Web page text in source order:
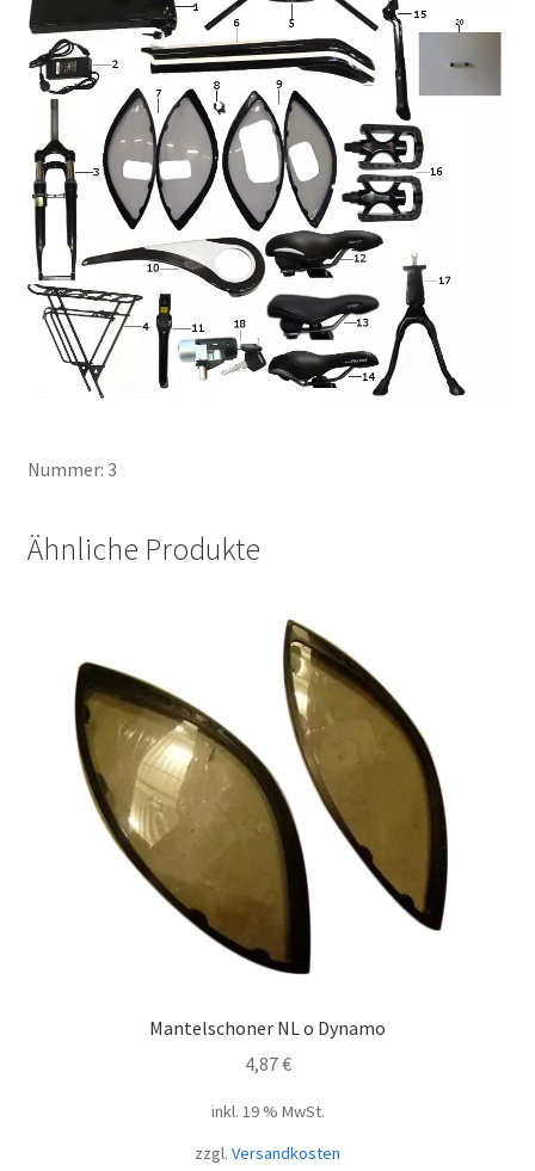
Nummer: 3
Ähnliche Produkte
Mantelschoner NL o Dynamo
4,87€
inkl. 19 % MwSt.
zzgl. Versandkosten